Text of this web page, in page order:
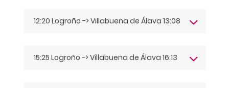
12:20 Logroño -> Villabuena de Álava 13:08
15:25 Logroño -> Villabuena de Álava 16:13